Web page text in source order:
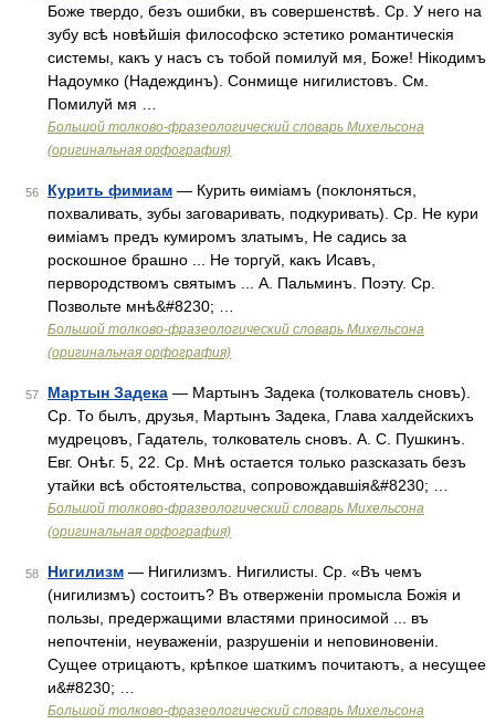
Боже твердо, безъ ошибки, въ совершенствѣ. Ср. У него на
зубу всѣ новѣйшія философско эстетико романтическія
системы, какъ у насъ съ тобой помилуй мя, Боже! Нікодимъ
Надоумко (Надеждинъ). Сонмище нигилистовъ. См.
Помилуй мя …
Большой толково-фразеологический словарь Михельсона
(оригинальная орфография)
56 Курить фимиам — Курить ѳиміамъ (поклоняться,
похваливать, зубы заговаривать, подкуривать). Ср. Не кури
ѳиміамъ предъ кумиромъ златымъ, Не садись за
роскошное брашно ... Не торгуй, какъ Исавъ,
первородствомъ святымъ ... А. Пальминъ. Поэту. Ср.
Позвольте мнѣ&#8230; …
Большой толково-фразеологический словарь Михельсона
(оригинальная орфография)
57 Мартын Задека — Мартынъ Задека (толкователь сновъ).
Ср. То былъ, друзья, Мартынъ Задека, Глава халдейскихъ
мудрецовъ, Гадатель, толкователь сновъ. А. С. Пушкинъ.
Евг. Онѣг. 5, 22. Ср. Мнѣ остается только разсказать безъ
утайки всѣ обстоятельства, сопровождавшія&#8230; …
Большой толково-фразеологический словарь Михельсона
(оригинальная орфография)
58 Нигилизм — Нигилизмъ. Нигилисты. Ср. «Въ чемъ
(нигилизмъ) состоитъ? Въ отверженіи промысла Божія и
пользы, предержащими властями приносимой ... въ
непочтеніи, неуваженіи, разрушеніи и неповиновеніи.
Сущее отрицаютъ, крѣпкое шаткимъ почитаютъ, а несущее
и&#8230; …
Большой толково-фразеологический словарь Михельсона